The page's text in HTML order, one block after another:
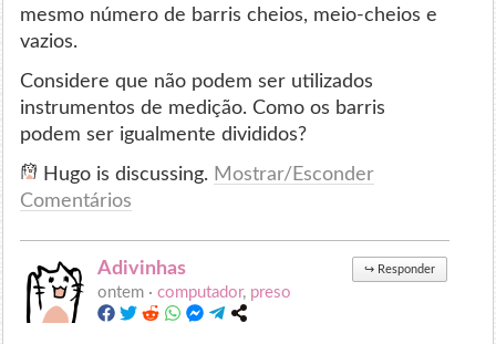
mesmo número de barris cheios, meio-cheios e
vazios.
Considere que não podem ser utilizados
instrumentos de medição. Como os barris
podem ser igualmente divididos?
Hugo is discussing. Mostrar/Esconder
Comentários
Adivinhas ↪ Responder
ontem ·computador, preso